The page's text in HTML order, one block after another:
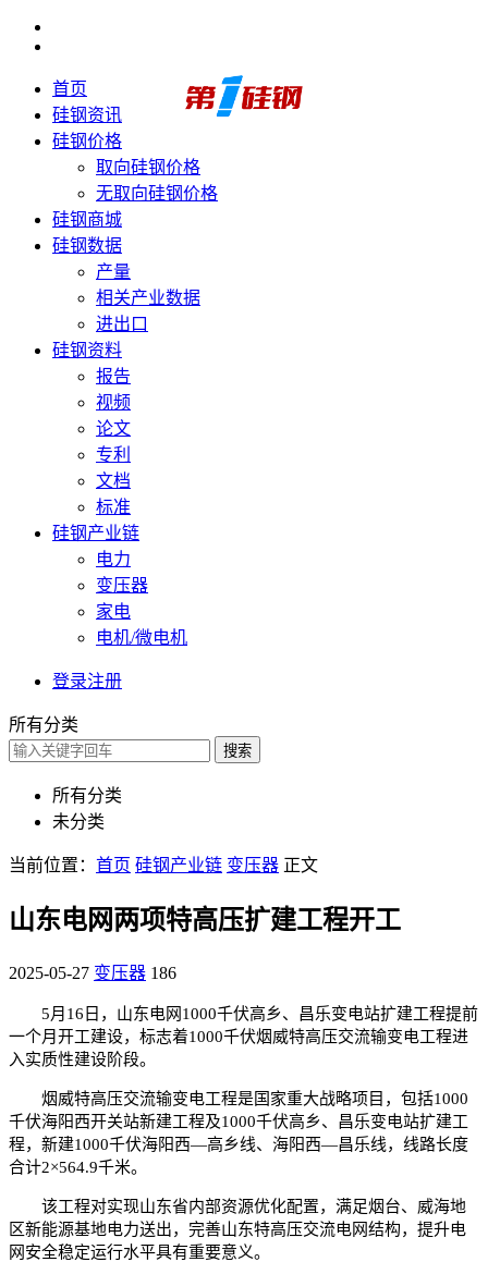
首页
硅钢资讯
硅钢价格
取向硅钢价格
无取向硅钢价格
硅钢商城
硅钢数据
产量
相关产业数据
进出口
硅钢资料
报告
视频
论文
专利
文档
标准
硅钢产业链
电力
变压器
家电
电机/微电机
登录注册
所有分类
搜索
所有分类
未分类
当前位置： 首页 硅钢产业链 变压器 正文
山东电网两项特高压扩建工程开工
2025-05-27 变压器 186
5月16日，山东电网1000千伏高乡、昌乐变电站扩建工程提前
一个月开工建设，标志着1000千伏烟威特高压交流输变电工程进
入实质性建设阶段。
烟威特高压交流输变电工程是国家重大战略项目，包括1000
千伏海阳西开关站新建工程及1000千伏高乡、昌乐变电站扩建工
程，新建1000千伏海阳西—高乡线、海阳西—昌乐线，线路长度
合计2×564.9千米。
该工程对实现山东省内部资源优化配置，满足烟台、威海地
区新能源基地电力送出，完善山东特高压交流电网结构，提升电
网安全稳定运行水平具有重要意义。